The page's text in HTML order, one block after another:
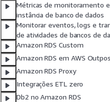
Métricas de monitoramento
instância de banco de dados
Monitorar eventos, logs e
de atividades de bancos de
Amazon RDS Custom
Amazon RDS em AWS
Amazon RDS Proxy
Integrações ETL zero
Db2 no Amazon RDS